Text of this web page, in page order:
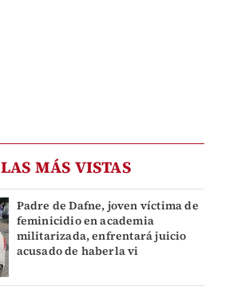
LAS MÁS VISTAS
Padre de Dafne, joven víctima de
feminicidio en academia
militarizada, enfrentará juicio
acusado de haberla vi